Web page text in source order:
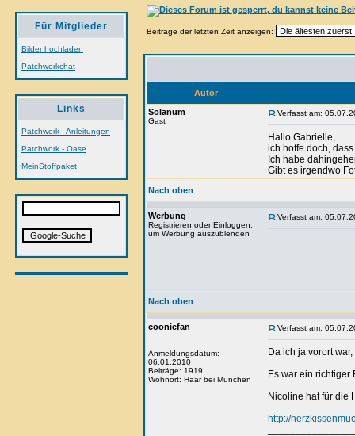
Für Mitglieder
Bilder hochladen
Patchworkchat
Links
Patchwork - Anleitungen
Patchwork - Oase
MeinStoffpaket
Beiträge der letzten Zeit anzeigen:
Autor
Solanum
Gast
Verfasst am:
Hallo Gabrielle,
ich hoffe doch,
Ich habe
Gibt es irgendwo
Nach oben
Werbung
Registrieren oder Einloggen,
um Werbung auszublenden
Verfasst am:
Nach oben
cooniefan
Anmeldungsdatum:
06.01.2010
Beiträge: 1919
Wohnort: Haar bei München
Verfasst am:
Da ich ja vorort
Es war ein richtiger
Nicoline hat für die
http://